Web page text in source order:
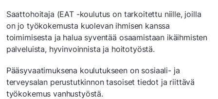
Saattohoitaja (EAT -koulutus on tarkoitettu niille, joilla
on jo työkokemusta kuolevan ihmisen kanssa
toimimisesta ja halua syventää osaamistaan ikäihmisten
palveluista, hyvinvoinnista ja hoitotyöstä.
Pääsyvaatimuksena koulutukseen on sosiaali- ja
terveysalan perustutkinnon tasoiset tiedot ja riittävä
työkokemus vanhustyöstä.